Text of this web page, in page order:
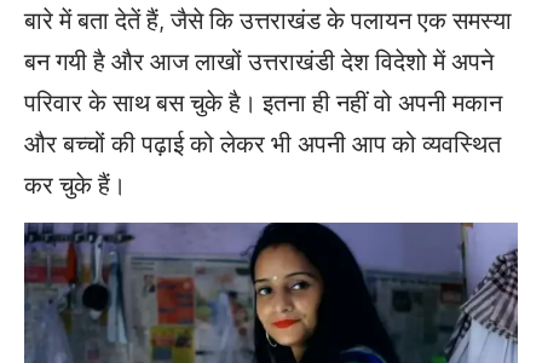
बारे में बता देतें हैं, जैसे कि उत्तराखंड के पलायन एक समस्या
बन गयी है और आज लाखों उत्तराखंडी देश विदेशो में अपने
परिवार के साथ बस चुके है। इतना ही नहीं वो अपनी मकान
और बच्चों की पढ़ाई को लेकर भी अपनी आप को व्यवस्थित
कर चुके हैं।